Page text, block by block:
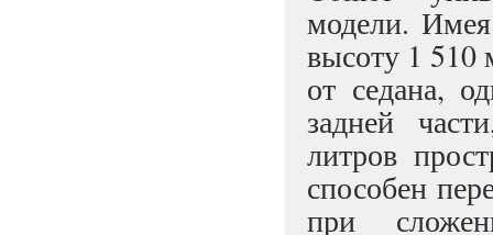
модели.
высоту 1 510
от седана,
задней
литров
способен
при